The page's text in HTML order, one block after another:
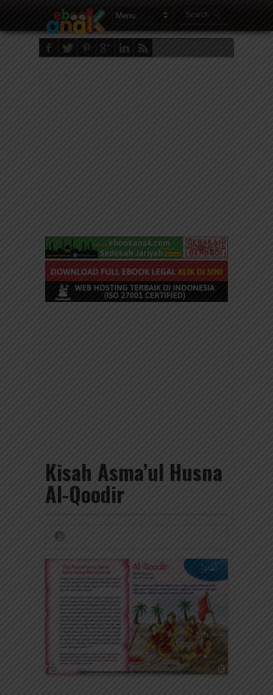
Kisah Asma’ul Husna
Al-Qoodir